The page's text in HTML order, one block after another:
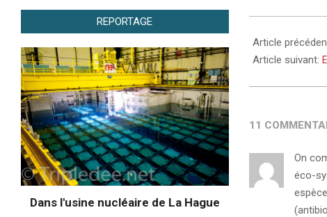
Article
Article suivant:
11
On
éco-
REPORTAGE
Dans l'usine nucléaire de La Hague